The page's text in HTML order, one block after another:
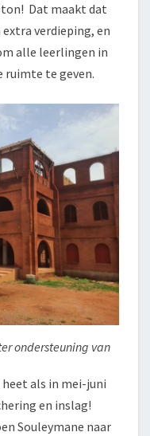
Dat maakt dat
verdieping, en
alle leerlingen in
ruimte te geven.
ondersteuning van
als in mei-juni
en inslag!
Souleymane naar